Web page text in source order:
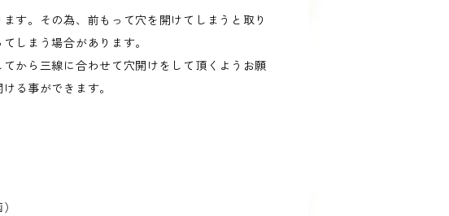
す。その為、前もって穴を開けてしまうと取り
しまう場合があります。
から三線に合わせて穴開けをして頂くようお願
る事ができます。